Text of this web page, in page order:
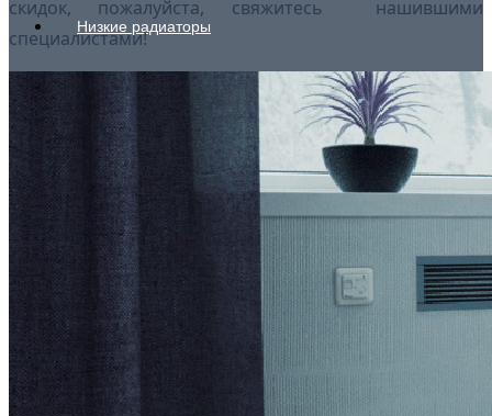
Низкие радиаторы
Стальные радиаторы
Гигиенические
скидок, пожалуйста, свяжитесь нашившими
специалистами!